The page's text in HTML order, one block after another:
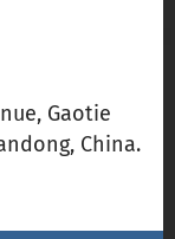
Gaotie
China.